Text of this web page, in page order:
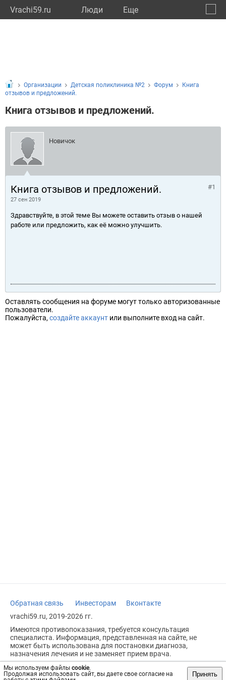
Vrachi59.ru Люди Eще
Мы используем файлы cookie.
Продолжая использовать сайт, вы даете свое согласие на
Принять
Организации Детская поликлиника №2 Форум
Книга
отзывов и предложений.
Книга отзывов и предложений.
Новичок
Книга отзывов и предложений.
27 сен 2019
#1
Здравствуйте, в этой теме Вы можете оставить отзыв о нашей
работе или предложить, как её можно улучшить.
Оставлять сообщения на форуме могут только авторизованные
пользователи.
Пожалуйста, создайте аккаунт или выполните вход на сайт.
Обратная связь Инвесторам
Вконтакте
vrachi59.ru, 2019-2026 гг.
Имеются противопоказания, требуется консультация
специалиста. Информация, представленная на сайте, не
может быть использована для постановки диагноза,
назначения лечения и не заменяет прием врача.
Возрастное ограничение: 18+